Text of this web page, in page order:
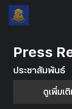
Press
ประชาสัมพันธ์
ดูเพิ่มเ